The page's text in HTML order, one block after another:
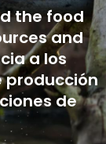
the food
and
a los
producción
de